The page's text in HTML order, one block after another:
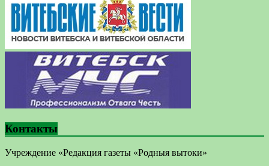
Контакты
Учреждение «Редакция газеты «Родныя вытоки»